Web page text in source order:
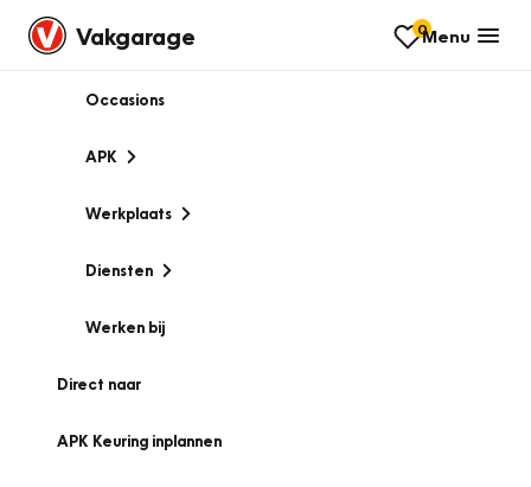
Vakgarage 0Menu
Occasions
APK
Werkplaats
Diensten
Werken bij
Direct naar
APK Keuring inplannen